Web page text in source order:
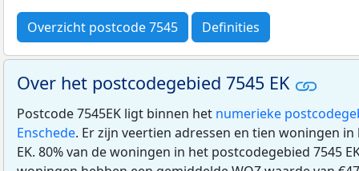
Overzicht postcode 7545 Definities
Over het postcodegebied 7545 EK
Postcode 7545EK ligt binnen het numerieke
Enschede. Er zijn veertien adressen en tien woningen
EK. 80% van de woningen in het postcodegebied 7545